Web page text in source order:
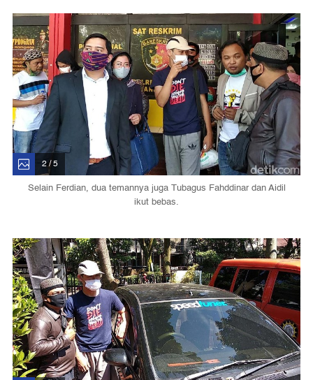
2 / 5
Selain Ferdian, dua temannya juga Tubagus Fahddinar dan Aidil
ikut bebas.